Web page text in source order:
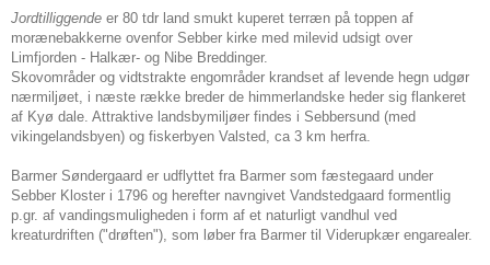
Jordtilliggende er 80 tdr land smukt kuperet terræn på toppen af
morænebakkerne ovenfor Sebber kirke med milevid udsigt over
Limfjorden - Halkær- og Nibe Breddinger.
Skovområder og vidtstrakte engområder krandset af levende hegn udgør
nærmiljøet, i næste række breder de himmerlandske heder sig flankeret
af Kyø dale. Attraktive landsbymiljøer findes i Sebbersund (med
vikingelandsbyen) og fiskerbyen Valsted, ca 3 km herfra.
Barmer Søndergaard er udflyttet fra Barmer som fæstegaard under
Sebber Kloster i 1796 og herefter navngivet Vandstedgaard formentlig
p.gr. af vandingsmuligheden i form af et naturligt vandhul ved
kreaturdriften ("drøften"), som løber fra Barmer til Viderupkær engarealer.